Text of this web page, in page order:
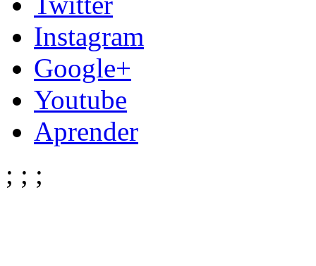
Instagram
Google+
Youtube
Aprender
; ; ;